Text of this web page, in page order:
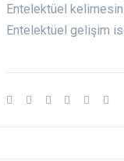
Entelektüel
Entelektüel gelişim